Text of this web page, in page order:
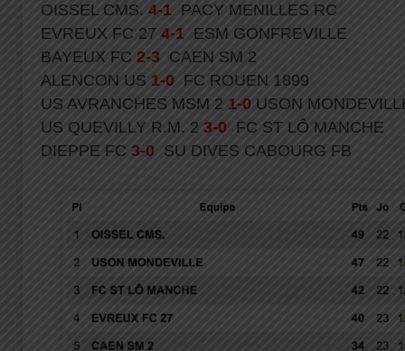
OISSEL CMS. 4-1 PACY MENILLES RC
EVREUX FC 27 4-1 ESM GONFREVILLE
BAYEUX FC 2-3 CAEN SM 2
ALENCON US 1-0 FC ROUEN 1899
US AVRANCHES MSM 2 1-0 USON
US QUEVILLY R.M. 2 3-0 FC ST LÔ MANCHE
DIEPPE FC 3-0 SU DIVES CABOURG FB